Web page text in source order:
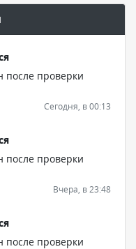
после проверки
Сегодня, в 00:13
после проверки
Вчера, в 23:48
после проверки